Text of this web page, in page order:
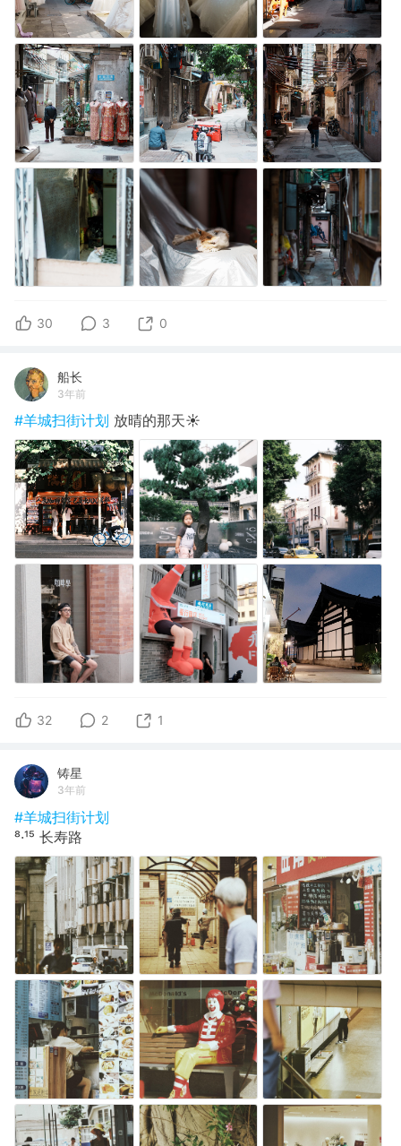
30 3 0
船长
3年前
#羊城扫街计划 放晴的那天☀
32 2 1
铸星
3年前
#羊城扫街计划
⁸·¹⁵ 长寿路